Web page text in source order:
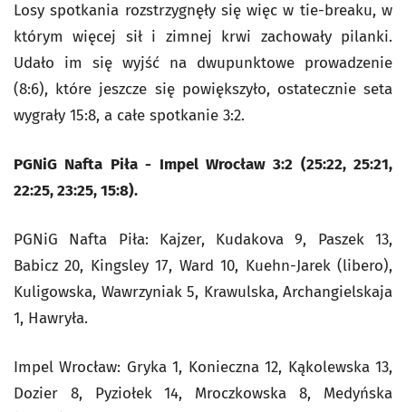
Losy spotkania rozstrzygnęły się więc w tie-breaku, w
którym więcej sił i zimnej krwi zachowały pilanki.
Udało im się wyjść na dwupunktowe prowadzenie
(8:6), które jeszcze się powiększyło, ostatecznie seta
wygrały 15:8, a całe spotkanie 3:2.
PGNiG Nafta Piła - Impel Wrocław 3:2 (25:22, 25:21,
22:25, 23:25, 15:8).
PGNiG Nafta Piła: Kajzer, Kudakova 9, Paszek 13,
Babicz 20, Kingsley 17, Ward 10, Kuehn-Jarek (libero),
Kuligowska, Wawrzyniak 5, Krawulska, Archangielskaja
1, Hawryła.
Impel Wrocław: Gryka 1, Konieczna 12, Kąkolewska 13,
Dozier 8, Pyziołek 14, Mroczkowska 8, Medyńska